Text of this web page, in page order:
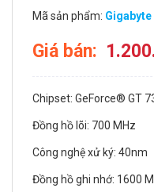
Mã sản phẩm: Gigabyte
Giá bán:
Chipset: GeForce® GT
Đồng hồ lõi: 700 MHz
Công nghệ xử ký: 40nm
Đồng hồ ghi nhớ: 1600